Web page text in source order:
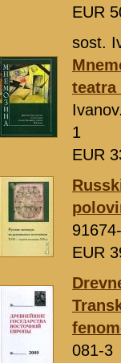
EUR
sost.
teatra
1
EUR
EUR
081-3